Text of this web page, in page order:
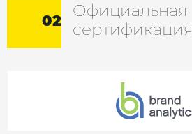
02
Официальная
сертификация